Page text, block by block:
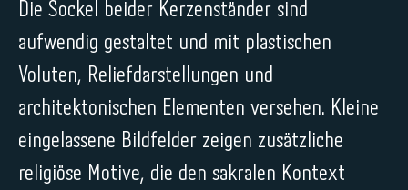
Die Sockel beider Kerzenständer sind
aufwendig gestaltet und mit plastischen
Voluten, Reliefdarstellungen und
architektonischen Elementen versehen. Kleine
eingelassene Bildfelder zeigen zusätzliche
religiöse Motive, die den sakralen Kontext